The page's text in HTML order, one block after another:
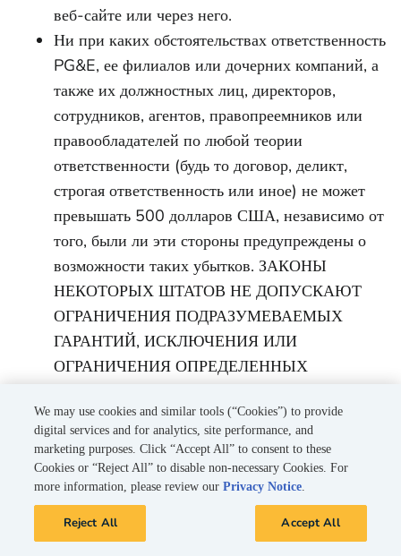
веб-сайте или через него.
Ни при каких обстоятельствах ответственность
PG&E, ее филиалов или дочерних компаний, а
также их должностных лиц, директоров,
сотрудников, агентов, правопреемников или
правообладателей по любой теории
ответственности (будь то договор, деликт,
строгая ответственность или иное) не может
превышать 500 долларов США, независимо от
того, были ли эти стороны предупреждены о
возможности таких убытков. ЗАКОНЫ
НЕКОТОРЫХ ШТАТОВ НЕ ДОПУСКАЮТ
ОГРАНИЧЕНИЯ ПОДРАЗУМЕВАЕМЫХ
ГАРАНТИЙ, ИСКЛЮЧЕНИЯ ИЛИ
ОГРАНИЧЕНИЯ ОПРЕДЕЛЕННЫХ
ПРИМЕНИМЫ К ВАМ, НЕКОТОРЫЕ ИЛИ
ВСЕ ОТКАЗЫ ОТ ОТВЕТСТВЕННОСТИ,
ИСКЛЮЧЕНИЯ ИЛИ ОГРАНИЧЕНИЯ В
РАЗДЕЛЕ 11 («ОТКАЗ ОТ ГАРАНТИЙ») И
РАЗДЕЛЕ 12 («ОГРАНИЧЕНИЕ
ОТВЕТСТВЕННОСТИ») МОГУТ НЕ
We may use cookies and similar tools (“Cookies”) to provide
digital services and for analytics, site performance, and
marketing purposes. Click “Accept All” to consent to these
Cookies or “Reject All” to disable non-necessary Cookies. For
more information, please review ourPrivacy Notice.
Reject All Accept All